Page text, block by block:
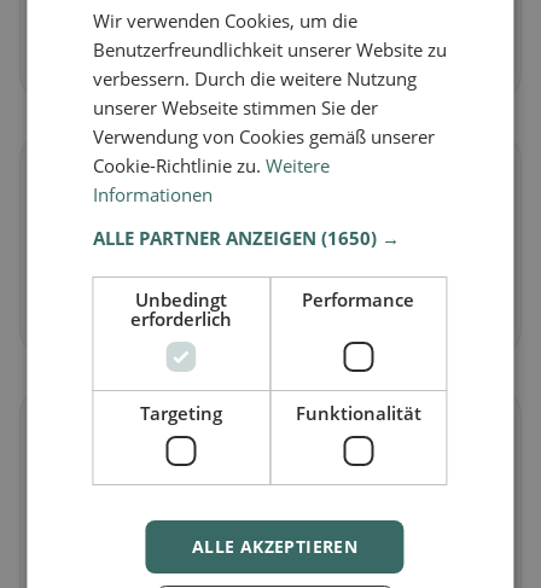
Piatti vegetali e cucina vegana
Scopri ora →
Vegetarianoin Caselle Lurani
Scopri ora →
Senza glutinein Caselle Lurani
Opzioni senza glutine e consigli della community
Scopri ora →
Wir verwenden Cookies, um die
Benutzerfreundlichkeit unserer Website zu
verbessern. Durch die weitere Nutzung
unserer Webseite stimmen Sie der
Verwendung von Cookies gemäß unserer
Cookie-Richtlinie zu.Weitere
Informationen
ALLE PARTNER ANZEIGEN(1650) →
Unbedingt
erforderlich
Performance
Targeting Funktionalität
ALLE AKZEPTIEREN